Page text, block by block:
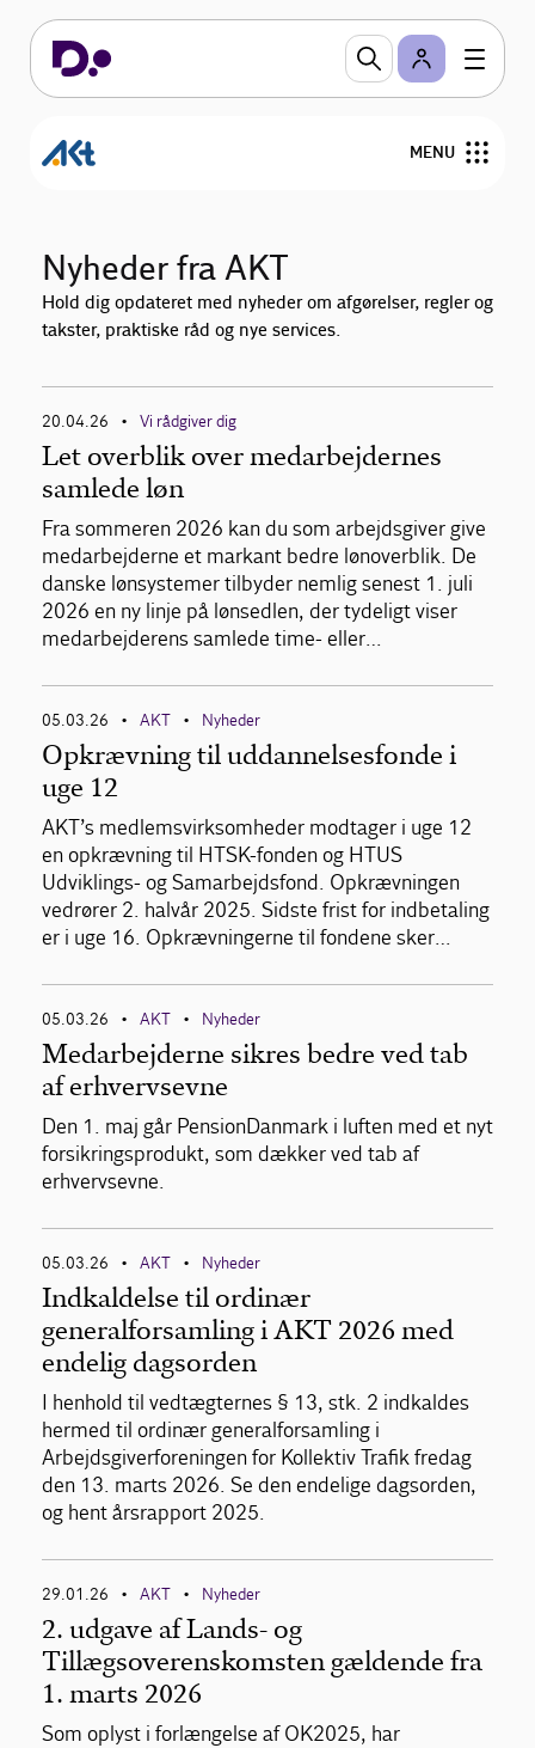
MENU
Nyheder
Viden om
Nyheder fra AKT
Hold dig opdateret med nyheder om afgørelser, regler og
takster, praktiske råd og nye services.
20.04.26 • Vi rådgiver dig
Let overblik over medarbejdernes
samlede løn
Fra sommeren 2026 kan du som arbejdsgiver give
medarbejderne et markant bedre lønoverblik. De
danske lønsystemer tilbyder nemlig senest 1. juli
2026 en ny linje på lønsedlen, der tydeligt viser
medarbejderens samlede time- eller…
05.03.26 • AKT • Nyheder
Opkrævning til uddannelsesfonde i
uge 12
AKT’s medlemsvirksomheder modtager i uge 12
en opkrævning til HTSK-fonden og HTUS
Udviklings- og Samarbejdsfond. Opkrævningen
vedrører 2. halvår 2025. Sidste frist for indbetaling
er i uge 16. Opkrævningerne til fondene sker…
05.03.26 • AKT • Nyheder
Medarbejderne sikres bedre ved tab
af erhvervsevne
Den 1. maj går PensionDanmark i luften med et nyt
forsikringsprodukt, som dækker ved tab af
erhvervsevne.
05.03.26 • AKT • Nyheder
Indkaldelse til ordinær
generalforsamling i AKT 2026 med
endelig dagsorden
I henhold til vedtægternes § 13, stk. 2 indkaldes
hermed til ordinær generalforsamling i
Arbejdsgiverforeningen for Kollektiv Trafik fredag
den 13. marts 2026. Se den endelige dagsorden,
og hent årsrapport 2025.
29.01.26 • AKT • Nyheder
2. udgave af Lands- og
Tillægsoverenskomsten gældende fra
1. marts 2026
Som oplyst i forlængelse af OK2025, har